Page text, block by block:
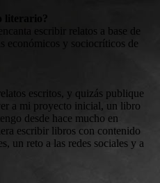
escribir relatos a base de
económicos y sociocríticos de
escritos, y quizás publique
a mi proyecto inicial, un libro
desde hace mucho en
escribir libros con contenido
un reto a las redes sociales y a